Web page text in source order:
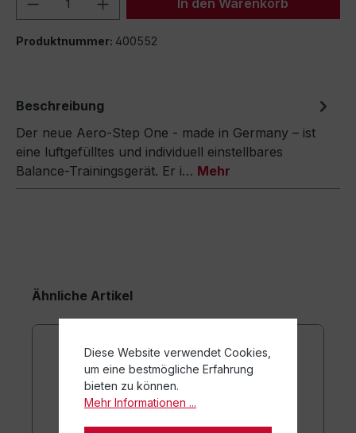
In den Warenkorb
Produktnummer: 400552
Beschreibung
Der neue Aero-Step One - made in Germany – ist
eine luftgefülltes und individuell einstellbares
Balance-Trainingsgerät. Er i… Mehr
Ähnliche Artikel
Diese Website verwendet Cookies,
um eine bestmögliche Erfahrung
bieten zu können.
Mehr Informationen ...